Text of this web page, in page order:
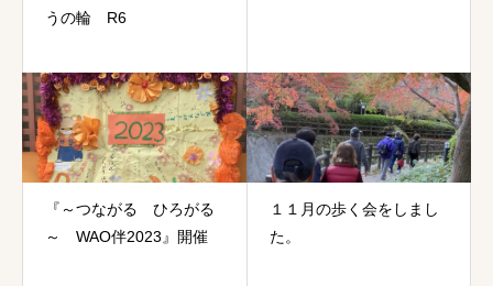
うの輪 R6
『～つながる ひろがる
～ WAO伴2023』開催
１１月の歩く会をしまし
た。